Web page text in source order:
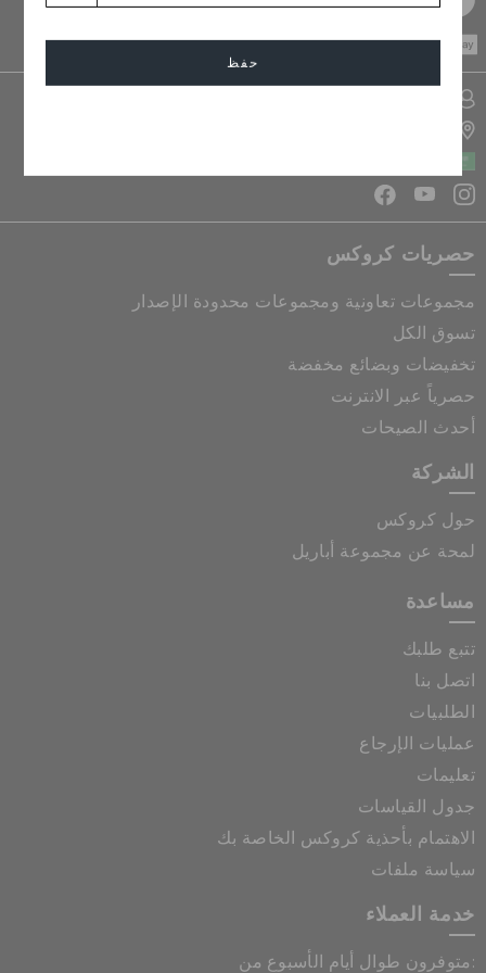
حفظ
CASH ON
حصريات كروكس
مجموعات تعاونية ومجموعات محدودة الإصدار
تسوق الكل
تخفيضات وبضائع مخفضة
حصرياً عبر الانترنت
أحدث الصيحات
الشركة
حول كروكس
لمحة عن مجموعة أباريل
مساعدة
تتبع طلبك
اتصل بنا
الطلبيات
عمليات الإرجاع
تعليمات
جدول القياسات
الاهتمام بأحذية كروكس الخاصة بك
سياسة ملفات
خدمة العملاء
متوفرون طوال أيام الأسبوع من: